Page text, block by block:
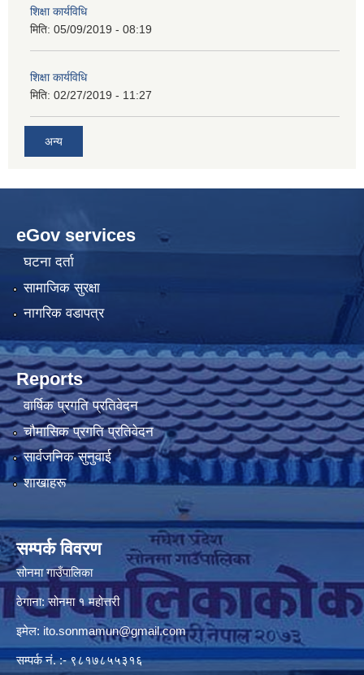
शिक्षा कार्यविधि
मिति: 05/09/2019 - 08:19
शिक्षा कार्यविधि
मिति: 02/27/2019 - 11:27
अन्य
eGov services
घटना दर्ता
सामाजिक सुरक्षा
नागरिक वडापत्र
Reports
वार्षिक प्रगति प्रतिवेदन
चौमासिक प्रगति प्रतिवेदन
सार्वजनिक सुनुवाई
शाखाहरू
सम्पर्क विवरण
सोनमा गाउँपालिका
ठेगाना: सोनमा १ महोत्तरी
इमेल: ito.sonmamun@gmail.com
सम्पर्क नं. :- ९८१७८५५३१६